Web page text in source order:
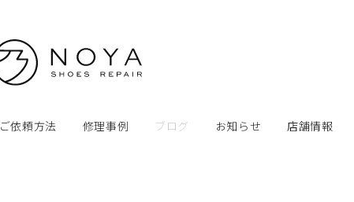
ご依頼方法 修理事例 ブログ お知らせ 店舗情報